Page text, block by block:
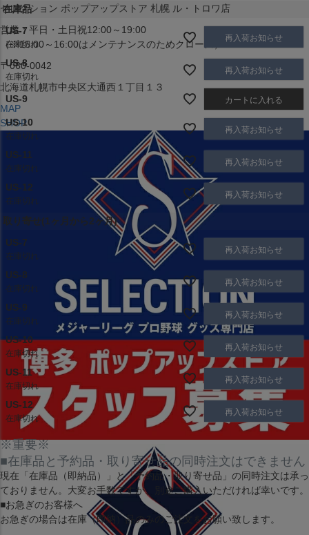
セレクション ポップアップストア 札幌 ル・トロワ店
営業：平日・土日祝12:00～19:00
（※15:00～16:00はメンテナンスのためクローズ）
〒060-0042
北海道札幌市中央区大通西１丁目１３
MAP
SHOP
在庫品
US-7
在庫切れ
再入荷お知らせ
US-8
在庫切れ
再入荷お知らせ
US-9 カートに入れる
US-10
在庫切れ
再入荷お知らせ
US-11
在庫切れ
再入荷お知らせ
US-12
在庫切れ
再入荷お知らせ
取り寄せ(1ヶ月から2ヶ月)
US-7
在庫切れ
再入荷お知らせ
US-8
在庫切れ
再入荷お知らせ
US-9
在庫切れ
再入荷お知らせ
US-10
在庫切れ
再入荷お知らせ
US-11
在庫切れ
再入荷お知らせ
US-12
在庫切れ
再入荷お知らせ
※重要※
■在庫品と予約品・取り寄せ品の同時注文はできません
現在 「在庫品（即納品）」 と「予約品・取り寄せ品」 の同時注文は承っ
ておりません。大変お手数ですが、別途ご購入いただければ幸いです。
■お急ぎのお客様へ
お急ぎの場合は在庫（即納）品 のみのご注文をお願い致します。